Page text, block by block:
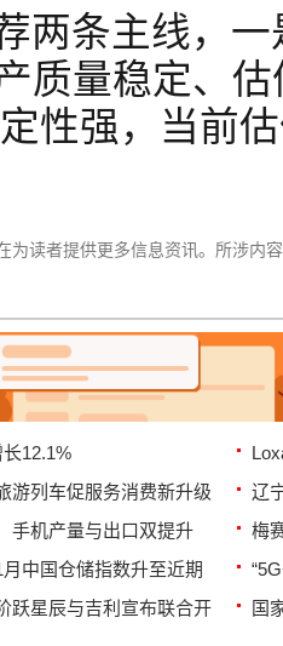
两条主线，
质量稳定、
性强，当前
为读者提供更多信息资讯。所涉内
12.1%
游列车促服务消费新升级
辽
手机产量与出口双提升
梅
中国仓储指数升至近期
跃星辰与吉利宣布联合开
国